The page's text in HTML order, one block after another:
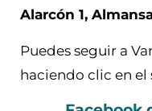
Alarcón 1,
Puedes seguir a
haciendo clic en el